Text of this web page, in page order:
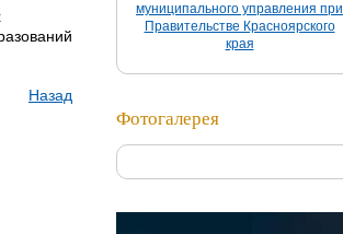
Назад
муниципального управления при
Правительстве Красноярского
края
Фотогалерея